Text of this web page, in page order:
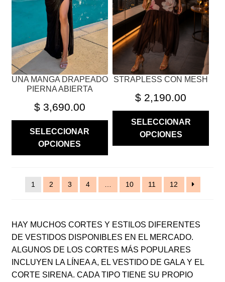
UNA MANGA DRAPEADO
PIERNA ABIERTA
$3,690.00
SELECCIONAR
OPCIONES
EN
LA
PÁGINA
DE
STRAPLESS CON MESH
$ 2,190.00
SELECCIONAR
OPCIONES
SE
PUEDEN
ELEGIR
EN
LA
PÁGINA
DE
PRODUCTO
1 2 3 4 … 10 11 12
HAY MUCHOS CORTES Y ESTILOS DIFERENTES
DE VESTIDOS DISPONIBLES EN EL MERCADO.
ALGUNOS DE LOS CORTES MÁS POPULARES
INCLUYEN LA LÍNEA A, EL VESTIDO DE GALA Y EL
CORTE SIRENA. CADA TIPO TIENE SU PROPIO